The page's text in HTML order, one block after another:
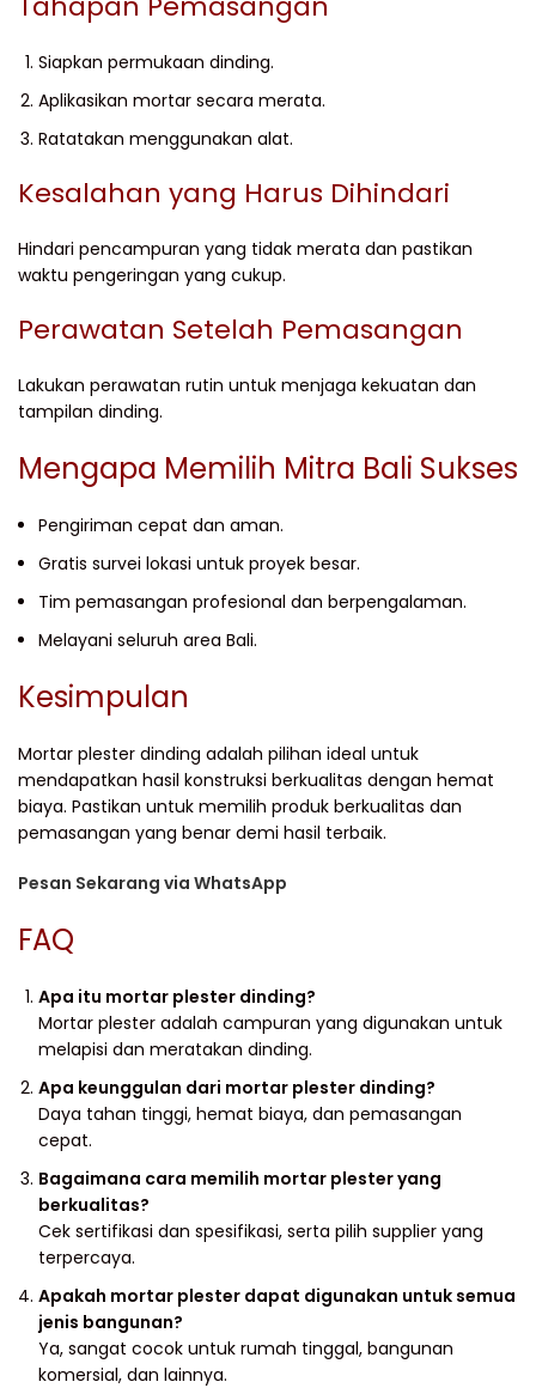
Siapkan permukaan dinding.
Aplikasikan mortar secara merata.
Ratatakan menggunakan alat.
Kesalahan yang Harus Dihindari
Hindari pencampuran yang tidak merata dan pastikan
waktu pengeringan yang cukup.
Perawatan Setelah Pemasangan
Lakukan perawatan rutin untuk menjaga kekuatan dan
tampilan dinding.
Mengapa Memilih Mitra Bali Sukses
Pengiriman cepat dan aman.
Gratis survei lokasi untuk proyek besar.
Tim pemasangan profesional dan berpengalaman.
Melayani seluruh area Bali.
Kesimpulan
Mortar plester dinding adalah pilihan ideal untuk
mendapatkan hasil konstruksi berkualitas dengan hemat
biaya. Pastikan untuk memilih produk berkualitas dan
pemasangan yang benar demi hasil terbaik.
Pesan Sekarang via WhatsApp
FAQ
Apa itu mortar plester dinding?
Mortar plester adalah campuran yang digunakan untuk
melapisi dan meratakan dinding.
Apa keunggulan dari mortar plester dinding?
Daya tahan tinggi, hemat biaya, dan pemasangan
cepat.
Bagaimana cara memilih mortar plester yang
berkualitas?
Cek sertifikasi dan spesifikasi, serta pilih supplier yang
terpercaya.
Apakah mortar plester dapat digunakan untuk semua
jenis bangunan?
Ya, sangat cocok untuk rumah tinggal, bangunan
komersial, dan lainnya.